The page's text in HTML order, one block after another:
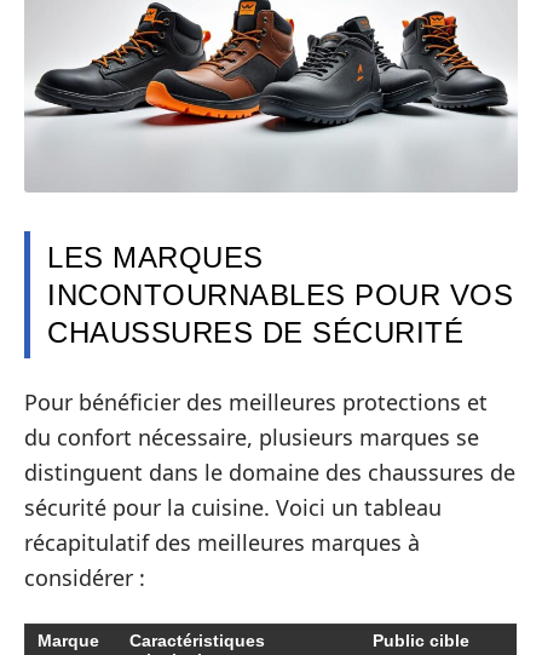
LES MARQUES
INCONTOURNABLES POUR VOS
CHAUSSURES DE SÉCURITÉ
Pour bénéficier des meilleures protections et
du confort nécessaire, plusieurs marques se
distinguent dans le domaine des chaussures de
sécurité pour la cuisine. Voici un tableau
récapitulatif des meilleures marques à
considérer :
Marque
Caractéristiques
Public cible